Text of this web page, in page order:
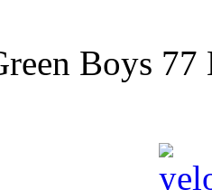
Boys 77